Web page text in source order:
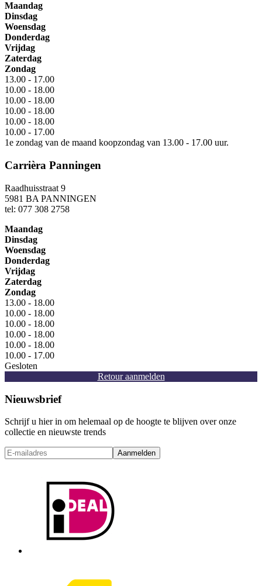
Maandag
Dinsdag
Woensdag
Donderdag
Vrijdag
Zaterdag
Zondag
13.00 - 17.00
10.00 - 18.00
10.00 - 18.00
10.00 - 18.00
10.00 - 18.00
10.00 - 17.00
1e zondag van de maand koopzondag van 13.00 - 17.00 uur.
Carrièra Panningen
Raadhuisstraat 9
5981 BA PANNINGEN
tel: 077 308 2758
Maandag
Dinsdag
Woensdag
Donderdag
Vrijdag
Zaterdag
Zondag
13.00 - 18.00
10.00 - 18.00
10.00 - 18.00
10.00 - 18.00
10.00 - 18.00
10.00 - 17.00
Gesloten
Retour aanmelden
Nieuwsbrief
Schrijf u hier in om helemaal op de hoogte te blijven over onze
collectie en nieuwste trends
Aanmelden